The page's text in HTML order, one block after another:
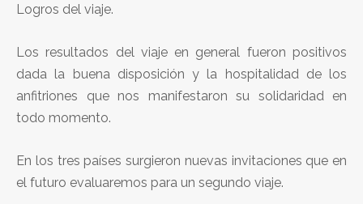
Logros del viaje.
Los resultados del viaje en general fueron positivos
dada la buena disposición y la hospitalidad de los
anfitriones que nos manifestaron su solidaridad en
todo momento.
En los tres países surgieron nuevas invitaciones que en
el futuro evaluaremos para un segundo viaje.